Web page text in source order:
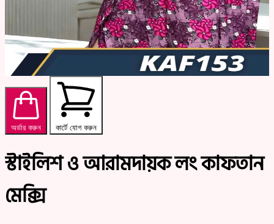
অর্ডার করুন কার্টে যোগ করুন
স্টাইলিশ ও আরামদায়ক লং কাফতান
মেক্সি